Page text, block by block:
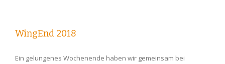
WingEnd 2018
Ein gelungenes Wochenende haben wir gemeinsam bei